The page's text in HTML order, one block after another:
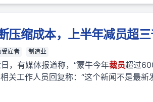
压缩成本，上半年减员超
受雇者 制造业
，有媒体报道称，“蒙牛今年裁员超过
关工作人员回复称：“这个新闻不是最新